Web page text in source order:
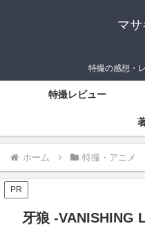
マ
特撮の感想・
特撮レビュー
ホーム 特撮・アニメ
PR
牙狼 -VANISHING